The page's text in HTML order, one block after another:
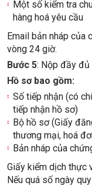
Một số kiểm tra
hàng hoá yêu cầu
Email bản nháp của
vòng 24 giờ.
Bước 5: Nộp đầy
Hồ sơ bao gồm:
Số tiếp nhận (có
tiếp nhận hồ sơ)
Bộ hồ sơ (Giấy
thương mại, hoá
Bản nháp của
Giấy kiểm dịch thực
Nếu quá số ngày